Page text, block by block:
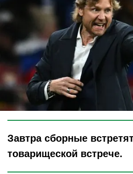
Legion-Media
Завтра сборные
товарищеской встрече.